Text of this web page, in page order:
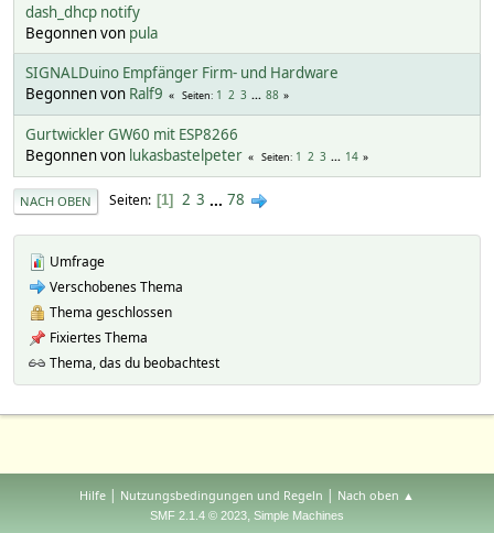
dash_dhcp notify
Begonnen von pula
SIGNALDuino Empfänger Firm- und Hardware
Begonnen von Ralf9 Seiten 1 2 3 ... 88
Gurtwickler GW60 mit ESP8266
Begonnen von lukasbastelpeter Seiten 1 2 3 ... 14
NACH OBEN Seiten 1 2 3 ... 78
Umfrage
Verschobenes Thema
Thema geschlossen
Fixiertes Thema
Thema, das du beobachtest
Hilfe | Nutzungsbedingungen und Regeln | Nach oben ▲
SMF 2.1.4 © 2023, Simple Machines